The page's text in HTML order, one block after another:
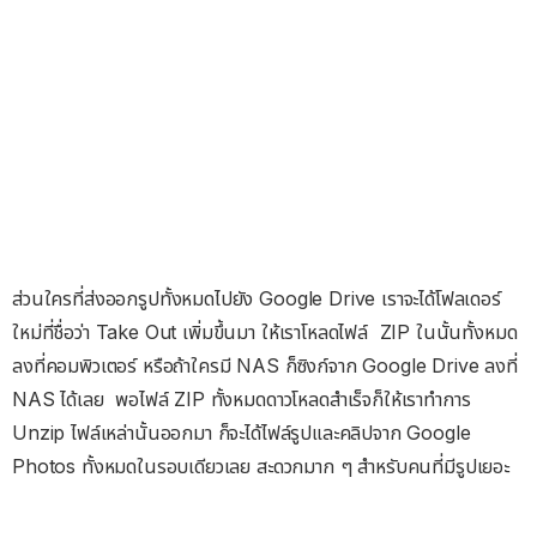
ส่วนใครที่ส่งออกรูปทั้งหมดไปยัง Google Drive เราจะได้โฟลเดอร์
ใหม่ที่ชื่อว่า Take Out เพิ่มขึ้นมา ให้เราโหลดไฟล์ ZIP ในนั้นทั้งหมด
ลงที่คอมพิวเตอร์ หรือถ้าใครมี NAS ก็ซิงก์จาก Google Drive ลงที่
NAS ได้เลย พอไฟล์ ZIP ทั้งหมดดาวโหลดสำเร็จก็ให้เราทำการ
Unzip ไฟล์เหล่านั้นออกมา ก็จะได้ไฟล์รูปและคลิปจาก Google
Photos ทั้งหมดในรอบเดียวเลย สะดวกมาก ๆ สำหรับคนที่มีรูปเยอะ